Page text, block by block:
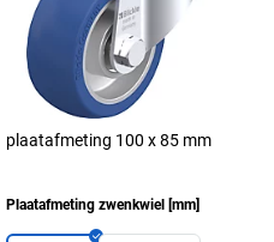
plaatafmeting 100 x 85 mm
Plaatafmeting zwenkwiel [mm]